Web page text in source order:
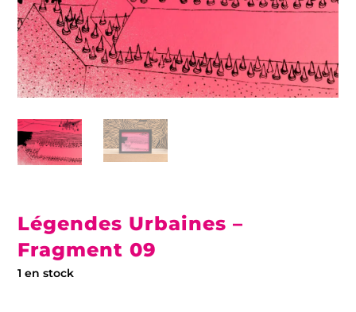
Légendes Urbaines –
Fragment 09
1 en stock